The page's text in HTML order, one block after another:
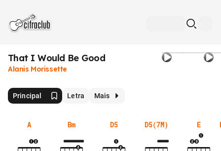
That I Would Be Good
Alanis Morissette
Principal Letra Mais
A Bm D5 D5(7M) E